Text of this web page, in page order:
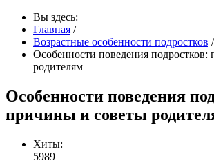
Вы здесь:
Главная /
Возрастные особенности подростков /
Особенности поведения
родителям
Особенности поведения
причины и советы
Хиты:
5989